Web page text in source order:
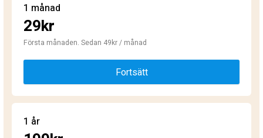
1 månad
29kr
Första månaden. Sedan 49kr / månad
Fortsätt
1 år